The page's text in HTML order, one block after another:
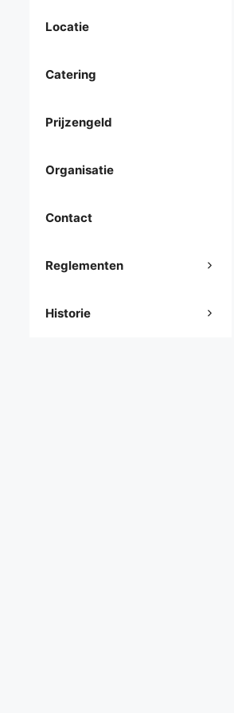
Locatie
Catering
Prijzengeld
Organisatie
Contact
Reglementen
Historie